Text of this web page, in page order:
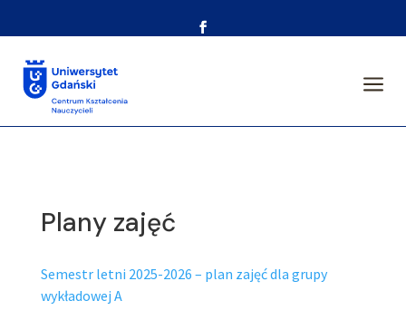
a
Plany zajęć
Semestr letni 2025-2026 – plan zajęć dla grupy
wykładowej A